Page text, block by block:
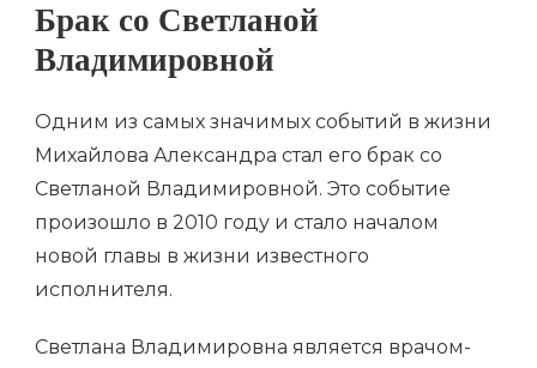
Брак со Светланой
Владимировной
Одним из самых значимых событий в жизни
Михайлова Александра стал его брак со
Светланой Владимировной. Это событие
произошло в 2010 году и стало началом
новой главы в жизни известного
исполнителя.
Светлана Владимировна является врачом-